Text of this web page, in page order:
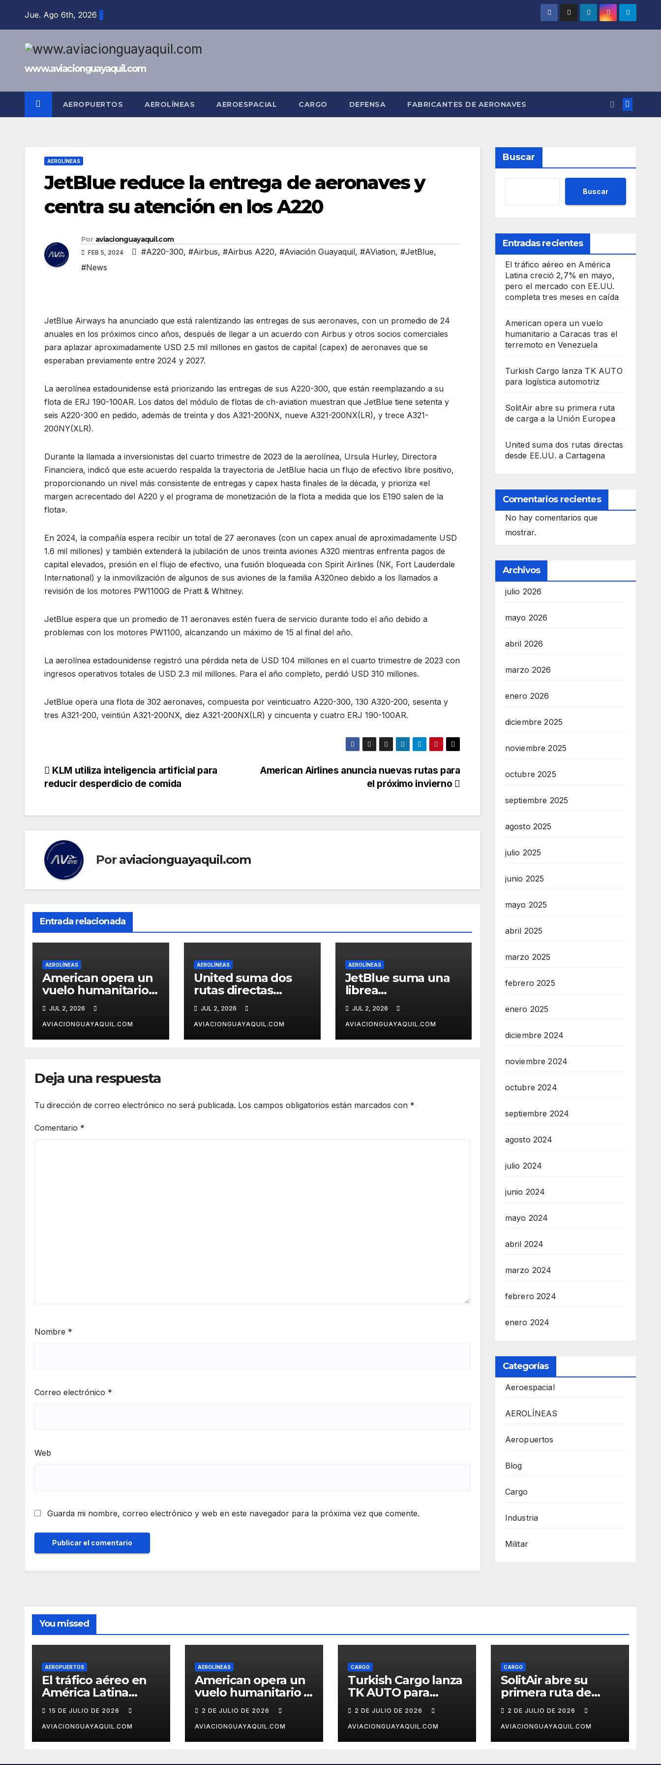
Jue. Ago 6th, 2026
www.aviacionguayaquil.com
AEROPUERTOS AEROLÍNEAS AEROESPACIAL CARGO DEFENSA FABRICANTES DE AERONAVES
AEROLÍNEAS
JetBlue reduce la entrega de aeronaves y
centra su atención en los A220
Por aviacionguayaquil.com
FEB 5, 2024 #A220-300, #Airbus, #Airbus A220, #Aviación Guayaquil, #AViation, #JetBlue,
#News
JetBlue Airways ha anunciado que está ralentizando las entregas de sus aeronaves, con un promedio de 24
anuales en los próximos cinco años, después de llegar a un acuerdo con Airbus y otros socios comerciales
para aplazar aproximadamente USD 2.5 mil millones en gastos de capital (capex) de aeronaves que se
esperaban previamente entre 2024 y 2027.
La aerolínea estadounidense está priorizando las entregas de sus A220-300, que están reemplazando a su
flota de ERJ 190-100AR. Los datos del módulo de flotas de ch-aviation muestran que JetBlue tiene setenta y
seis A220-300 en pedido, además de treinta y dos A321-200NX, nueve A321-200NX(LR), y trece A321-
200NY(XLR).
Durante la llamada a inversionistas del cuarto trimestre de 2023 de la aerolínea, Ursula Hurley, Directora
Financiera, indicó que este acuerdo respalda la trayectoria de JetBlue hacia un flujo de efectivo libre positivo,
proporcionando un nivel más consistente de entregas y capex hasta finales de la década, y prioriza «el
margen acrecentado del A220 y el programa de monetización de la flota a medida que los E190 salen de la
flota».
En 2024, la compañía espera recibir un total de 27 aeronaves (con un capex anual de aproximadamente USD
1.6 mil millones) y también extenderá la jubilación de unos treinta aviones A320 mientras enfrenta pagos de
capital elevados, presión en el flujo de efectivo, una fusión bloqueada con Spirit Airlines (NK, Fort Lauderdale
International) y la inmovilización de algunos de sus aviones de la familia A320neo debido a los llamados a
revisión de los motores PW1100G de Pratt & Whitney.
JetBlue espera que un promedio de 11 aeronaves estén fuera de servicio durante todo el año debido a
problemas con los motores PW1100, alcanzando un máximo de 15 al final del año.
La aerolínea estadounidense registró una pérdida neta de USD 104 millones en el cuarto trimestre de 2023 con
ingresos operativos totales de USD 2.3 mil millones. Para el año completo, perdió USD 310 millones.
JetBlue opera una flota de 302 aeronaves, compuesta por veinticuatro A220-300, 130 A320-200, sesenta y
tres A321-200, veintiún A321-200NX, diez A321-200NX(LR) y cincuenta y cuatro ERJ 190-100AR.
Navegación
entradas
American Airlines anuncia nuevas rutas para
el próximo invierno
KLM utiliza inteligencia artificial para
reducir desperdicio de comida
Por aviacionguayaquil.com
Entrada relacionada
AEROLÍNEAS
American opera un
vuelo humanitario a
terremoto en
Venezuela
JUL 2, 2026
AVIACIONGUAYAQUIL.COM
AEROLÍNEAS
United suma dos
rutas directas
Cartagena
JUL 2, 2026
AVIACIONGUAYAQUIL.COM
AEROLÍNEAS
JetBlue suma una
librea
el 250° aniversario
de Estados Unidos
JUL 2, 2026
AVIACIONGUAYAQUIL.COM
Deja una respuesta
Tu dirección de correo electrónico no será publicada. Los campos obligatorios están marcados con *
Comentario *
Nombre *
Correo electrónico *
Web
Guarda mi nombre, correo electrónico y web en este navegador para la próxima vez que comente.
Buscar
Buscar
Entradas recientes
El tráfico aéreo en América
Latina creció 2,7% en mayo,
pero el mercado con EE.UU.
completa tres meses en caída
American opera un vuelo
humanitario a Caracas tras el
terremoto en Venezuela
Turkish Cargo lanza TK AUTO
para logística automotriz
SolitAir abre su primera ruta
de carga a la Unión Europea
United suma dos rutas directas
desde EE.UU. a Cartagena
Comentarios recientes
No hay comentarios que
mostrar.
Archivos
julio 2026
mayo 2026
abril 2026
marzo 2026
enero 2026
diciembre 2025
noviembre 2025
octubre 2025
septiembre 2025
agosto 2025
julio 2025
junio 2025
mayo 2025
abril 2025
marzo 2025
febrero 2025
enero 2025
diciembre 2024
noviembre 2024
octubre 2024
septiembre 2024
agosto 2024
julio 2024
junio 2024
mayo 2024
abril 2024
marzo 2024
febrero 2024
enero 2024
Categorías
Aeroespacial
AEROLÍNEAS
Aeropuertos
Blog
Cargo
Industria
Militar
You missed
AEROPUERTOS
El tráfico aéreo en
América Latina
creció 2,7% en
mayo, pero el
mercado con EE.UU.
completa tres
15 DE JULIO DE 2026
AVIACIONGUAYAQUIL.COM
AEROLÍNEAS
American opera un
vuelo humanitario a
Caracas tras el
terremoto en
Venezuela
2 DE JULIO DE 2026
AVIACIONGUAYAQUIL.COM
CARGO
Turkish Cargo lanza
TK AUTO para
logística automotriz
2 DE JULIO DE 2026
AVIACIONGUAYAQUIL.COM
CARGO
SolitAir abre su
primera ruta de
carga a la Unión
Europea
2 DE JULIO DE 2026
AVIACIONGUAYAQUIL.COM